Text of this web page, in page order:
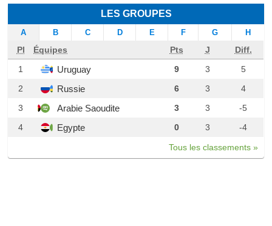
LES GROUPES
A B C D E F G H
Pl Équipes Pts J
Diff.
1
Uruguay 9 3
5
2
Russie 6 3
4
3
Arabie Saoudite 3 3
-5
4
Egypte 0 3 -4
Tous les classements »